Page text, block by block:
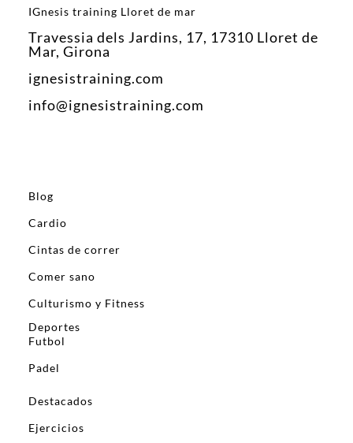
IGnesis training Lloret de mar
Travessia dels Jardins, 17, 17310 Lloret de
Mar, Girona
ignesistraining.com
info@ignesistraining.com
Blog
Cardio
Cintas de correr
Comer sano
Culturismo y Fitness
Deportes
Futbol
Padel
Destacados
Ejercicios